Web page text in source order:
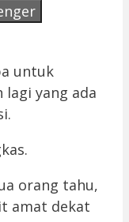
untuk
yang ada
orang tahu,
amat dekat